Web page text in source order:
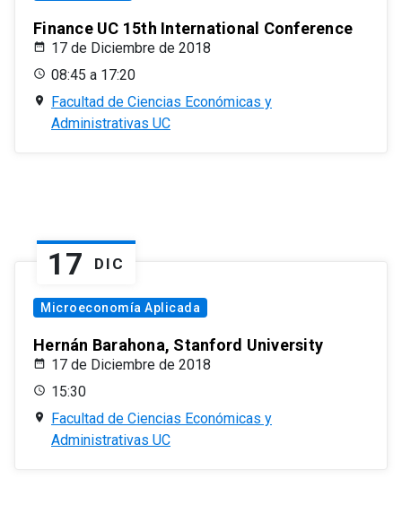
Finance UC 15th International Conference
17 de Diciembre de 2018
08:45 a 17:20
Facultad de Ciencias Económicas y
Administrativas UC
17 DIC
Microeconomía Aplicada
Hernán Barahona, Stanford University
17 de Diciembre de 2018
15:30
Facultad de Ciencias Económicas y
Administrativas UC